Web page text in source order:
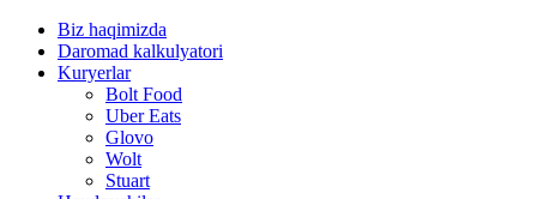
Biz haqimizda
Daromad kalkulyatori
Kuryerlar
Bolt Food
Uber Eats
Glovo
Wolt
Stuart